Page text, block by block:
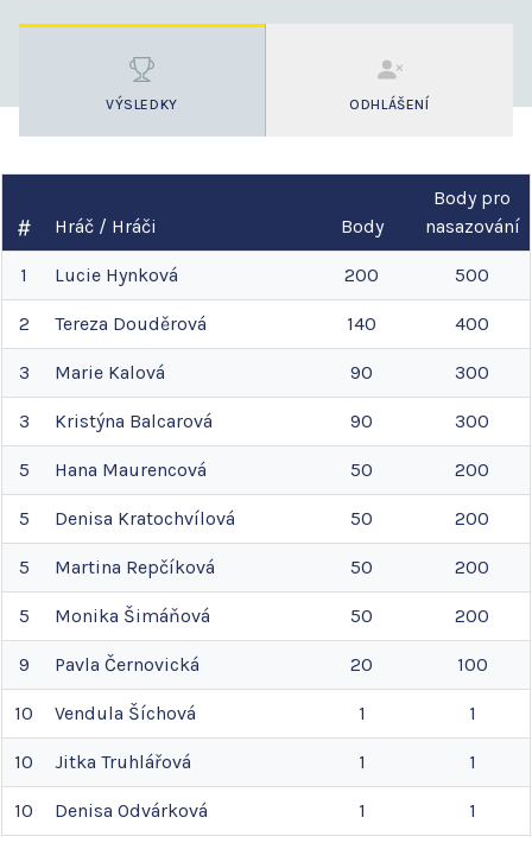
VÝSLEDKY ODHLÁŠENÍ
Hráč / Hráči Body
Body pro
nasazování
1 Lucie Hynková 200 500
2 Tereza Douděrová 140 400
3 Marie Kalová 90 300
3 Kristýna Balcarová 90 300
5 Hana Maurencová 50 200
5 Denisa Kratochvílová 50 200
5 Martina Repčíková 50 200
5 Monika Šimáňová 50 200
9 Pavla Černovická 20 100
10 Vendula Šíchová 1 1
10 Jitka Truhlářová 1 1
10 Denisa Odvárková 1 1